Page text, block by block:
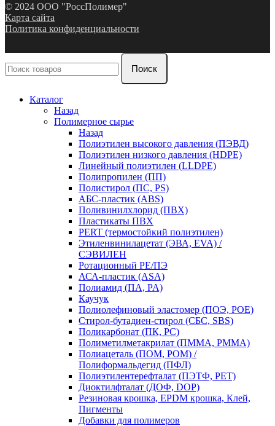
© 2024 ООО "РоссПолимер"
Карта сайта
Политика конфиденциальности
Поиск
Каталог
Назад
Полимерное сырье
Назад
Полиэтилен высокого давления (ПЭВД)
Полиэтилен низкого давления (HDPE)
Линейный полиэтилен (LLDPE)
Полипропилен (ПП)
Полистирол (ПС, PS)
АБС-пластик (ABS)
Поливинилхлорид (ПВХ)
Пластикаты ПВХ
PERT (термостойкий полиэтилен)
Этиленвинилацетат (ЭВА, EVA) /
СЭВИЛЕН
Ротационный PE/ПЭ
АСА-пластик (ASA)
Полиамид (ПА, PA)
Каучук
Полиолефиновый эластомер (ПОЭ, POE)
Стирол-бутадиен-стирол (СБС, SBS)
Поликарбонат (ПК, PC)
Полиметилметакрилат (ПММА, PMMA)
Полиацеталь (ПОМ, POM) /
Полиформальдегид (ПФЛ)
Полиэтилентерефталат (ПЭТФ, PET)
Диоктилфталат (ДОФ, DOP)
Резиновая крошка, EPDM крошка, Клей,
Пигменты
Добавки для полимеров